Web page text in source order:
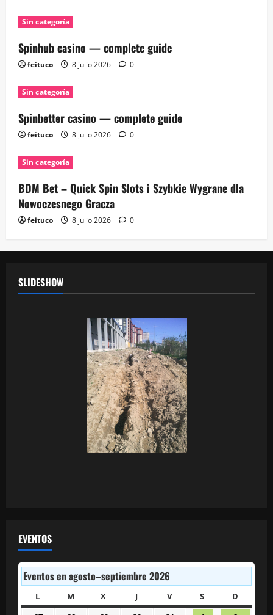
Sin categoría
Spinhub casino — complete guide
feituco 8 julio 2026 0
Sin categoría
Spinbetter casino — complete guide
feituco 8 julio 2026 0
Sin categoría
BDM Bet – Quick Spin Slots i Szybkie Wygrane dla
Nowoczesnego Gracza
feituco 8 julio 2026 0
SLIDESHOW
EVENTOS
Eventos en agosto–septiembre 2026
L LUNESM MARTES
X MIÉRCOLES
J JUEVESVVIERNES
S SÁBADO
D